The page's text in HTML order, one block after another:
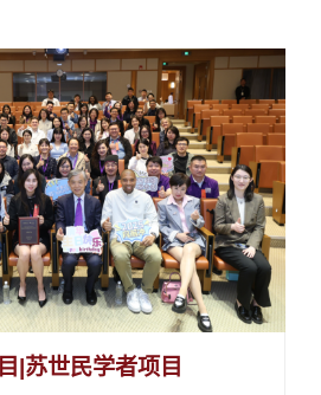
逐梦远航囿于篇幅，特选取其中具
|苏世民学者项目